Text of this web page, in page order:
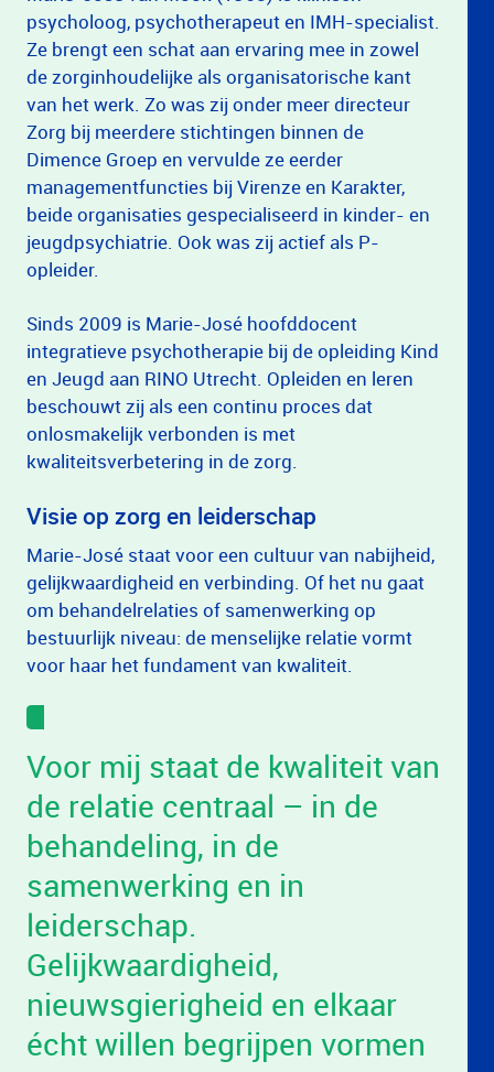
psycholoog, psychotherapeut en IMH-specialist.
Ze brengt een schat aan ervaring mee in zowel
de zorginhoudelijke als organisatorische kant
van het werk. Zo was zij onder meer directeur
Zorg bij meerdere stichtingen binnen de
Dimence Groep en vervulde ze eerder
managementfuncties bij Virenze en Karakter,
beide organisaties gespecialiseerd in kinder- en
jeugdpsychiatrie. Ook was zij actief als P-
opleider.
Sinds 2009 is Marie-José hoofddocent
integratieve psychotherapie bij de opleiding Kind
en Jeugd aan RINO Utrecht. Opleiden en leren
beschouwt zij als een continu proces dat
onlosmakelijk verbonden is met
kwaliteitsverbetering in de zorg.
Visie op zorg en leiderschap
Marie-José staat voor een cultuur van nabijheid,
gelijkwaardigheid en verbinding. Of het nu gaat
om behandelrelaties of samenwerking op
bestuurlijk niveau: de menselijke relatie vormt
voor haar het fundament van kwaliteit.
Voor mij staat de kwaliteit van
de relatie centraal – in de
behandeling, in de
samenwerking en in
leiderschap.
Gelijkwaardigheid,
nieuwsgierigheid en elkaar
écht willen begrijpen vormen